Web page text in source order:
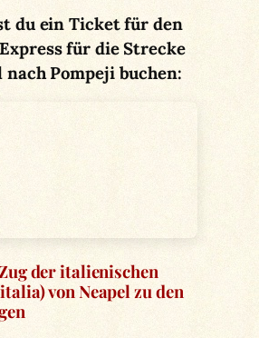
du ein Ticket für den
für die Strecke
nach Pompeji buchen:
der italienischen
von Neapel zu den